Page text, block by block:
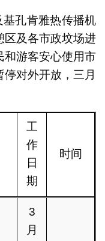
孔肯雅热传播机
区及各市政坟场进
和游客安心使用市
对外开放，三月
工
作
日
期
时间
3
月